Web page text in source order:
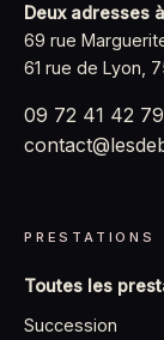
Deux adresses
69 rue
61 rue de Lyon,
09 72 41 42 79
PRESTATIONS
Toutes les
Succession